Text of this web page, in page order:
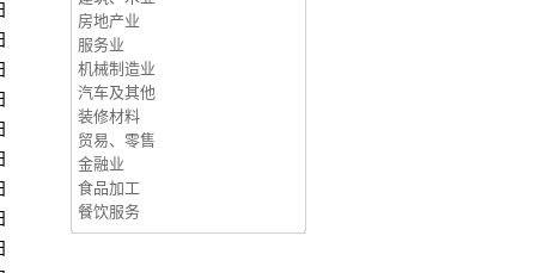
房地产业
服务业
机械制造业
汽车及其他
装修材料
贸易、零售
金融业
食品加工
餐饮服务